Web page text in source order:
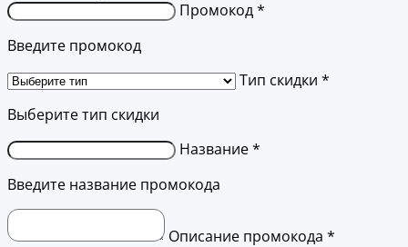
Промокод *
Введите промокод
Тип скидки *
Выберите тип скидки
Название *
Введите название промокода
Описание промокода *